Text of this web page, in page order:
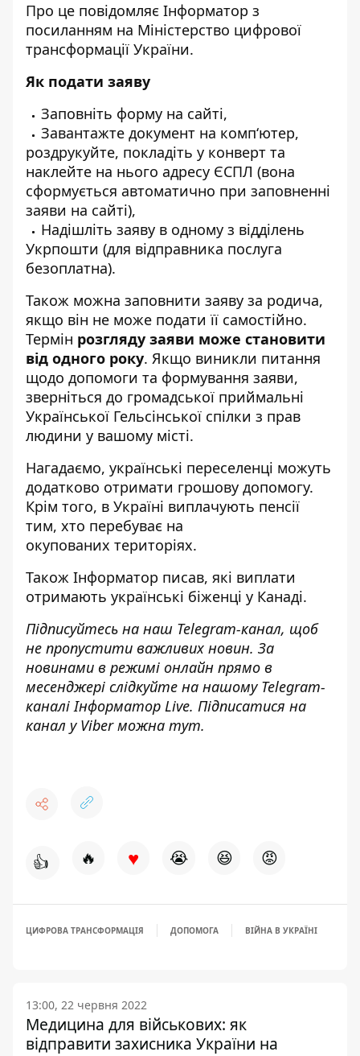
Про це повідомляє Інформатор з
посиланням на Міністерство цифрової
трансформації України.
Як подати заяву
Заповніть форму на сайті,
Завантажте документ на комп‘ютер,
роздрукуйте, покладіть у конверт та
наклейте на нього адресу ЄСПЛ (вона
сформується автоматично при заповненні
заяви на сайті),
Надішліть заяву в одному з відділень
Укрпошти (для відправника послуга
безоплатна).
Також можна заповнити заяву за родича,
якщо він не може подати її самостійно.
Термін розгляду заяви може становити
від одного року. Якщо виникли питання
щодо допомоги та формування заяви,
зверніться до громадської приймальні
Української Гельсінської спілки з прав
людини у вашому місті.
Нагадаємо, українські переселенці можуть
додатково отримати грошову допомогу.
Крім того, в Україні виплачують пенсії
тим, хто перебуває на
окупованих територіях.
Також Інформатор писав, які виплати
отримають українські біженці у Канаді.
Підписуйтесь на наш Telegram-канал, щоб
не пропустити важливих новин. За
новинами в режимі онлайн прямо в
месенджері слідкуйте на нашому Telegram-
каналіІнформатор Live. Підписатися на
канал у Viber можна тут.
👍 🔥 ♥ 😭 😆 😡
ЦИФРОВА ТРАНСФОРМАЦІЯ ДОПОМОГА ВІЙНА В УКРАЇНІ
13:00, 22 червня 2022
Медицина для військових: як
відправити захисника України на